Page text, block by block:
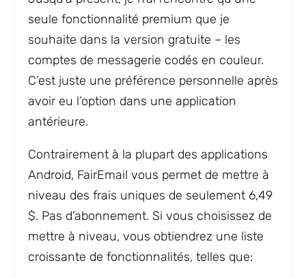
seule fonctionnalité premium que je
souhaite dans la version gratuite – les
comptes de messagerie codés en couleur.
C’est juste une préférence personnelle après
avoir eu l’option dans une application
antérieure.
Contrairement à la plupart des applications
Android, FairEmail vous permet de mettre à
niveau des frais uniques de seulement 6,49
$. Pas d’abonnement. Si vous choisissez de
mettre à niveau, vous obtiendrez une liste
croissante de fonctionnalités, telles que: